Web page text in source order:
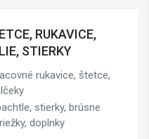
RUKAVICE,
STIERKY
rukavice, štetce,
stierky, brúsne
doplnky